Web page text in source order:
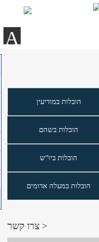
הובלות במודיעין
הובלות בשהם
הובלות ביו"ש
הובלות במעלה אדומים
צרו קשר >
A